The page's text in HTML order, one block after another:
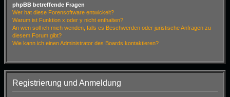
phpBB betreffende Fragen
Wer hat diese Forensoftware entwickelt?
Warum ist Funktion x oder y nicht enthalten?
An wen soll ich mich wenden, falls es Beschwerden oder juristische Anfragen zu
diesem Forum gibt?
Wie kann ich einen Administrator des Boards kontaktieren?
Registrierung und Anmeldung